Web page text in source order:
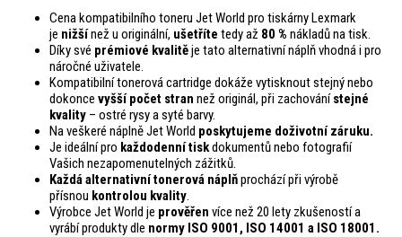
Cena kompatibilního toneru Jet World pro tiskárny Lexmark
je nižšínež u originální, ušetříte tedy až 80 % nákladů na tisk.
Díky své prémiové kvalitěje tato alternativní náplň vhodná i pro
náročné uživatele.
Kompatibilní tonerová cartridge dokáže vytisknout stejný nebo
dokonce vyšší počet stran než originál, při zachovánístejné
kvality – ostré rysy a syté barvy.
Na veškeré náplně Jet World poskytujeme doživotní záruku.
Je ideální pro každodenní tiskdokumentů nebo fotografií
Vašich nezapomenutelných zážitků.
Každá alternativní tonerová náplňprochází při výrobě
přísnou kontrolou kvality.
Výrobce Jet World je prověřen více než 20 lety zkušeností a
vyrábí produkty dle normy ISO 9001, ISO 14001 a ISO 18001.